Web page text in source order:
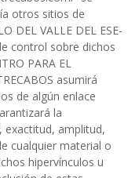
otros sitios de
DEL VALLE DEL ESE-
control sobre dichos
PARA EL
asumirá
de algún enlace
la
exactitud, amplitud,
cualquier material o
hipervínculos u